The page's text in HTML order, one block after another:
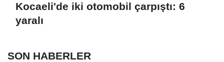
Kocaeli'de iki otomobil çarpıştı: 6
yaralı
SON HABERLER